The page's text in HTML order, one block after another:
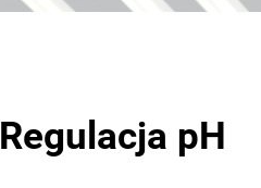
Regulacja pH